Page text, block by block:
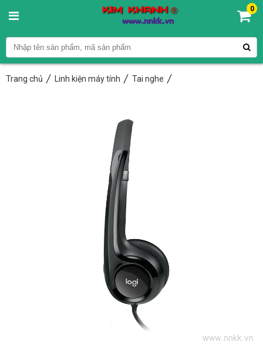
0
Trang chủ Linh kiện máy tính Tai nghe